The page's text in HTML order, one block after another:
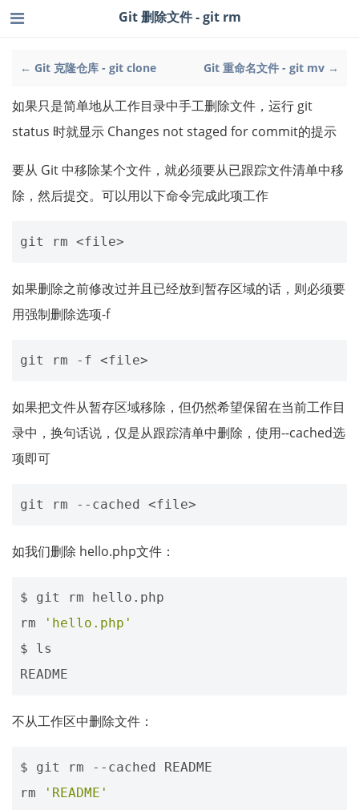
← Git 克隆仓库 - git clone Git 重命名文件 - git mv →
Git 删除文件 - git rm
如果只是简单地从工作目录中手工删除文件，运行 git
status 时就显示 Changes not staged for commit的提示
要从 Git 中移除某个文件，就必须要从已跟踪文件清单中移
除，然后提交。可以用以下命令完成此项工作
如果删除之前修改过并且已经放到暂存区域的话，则必须要
用强制删除选项-f
如果把文件从暂存区域移除，但仍然希望保留在当前工作目
录中，换句话说，仅是从跟踪清单中删除，使用--cached选
项即可
如我们删除 hello.php文件：
$ git rm hello.php
rm
'hello.php'
$ ls
不从工作区中删除文件：
$ git rm --cached README
rm
'README'